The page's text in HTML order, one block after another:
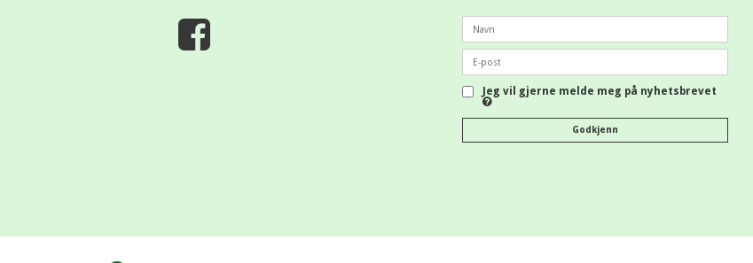
Jeg vil gjerne melde meg på nyhetsbrevet
Godkjenn